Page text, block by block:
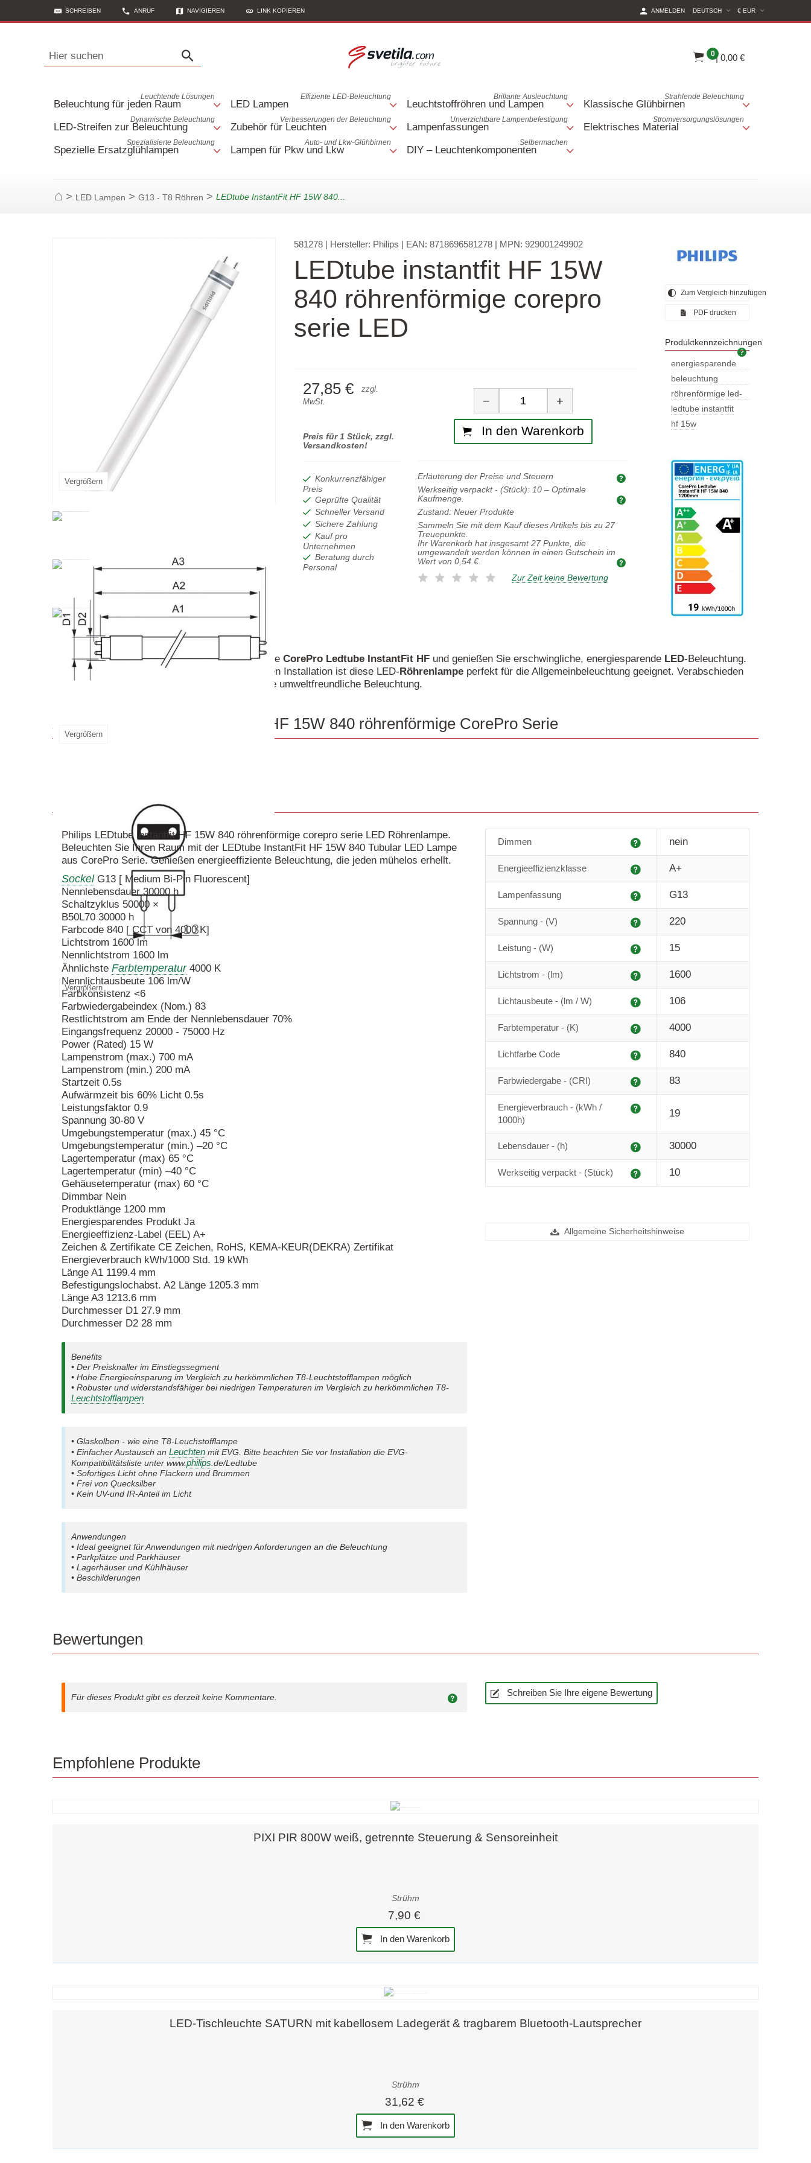
SCHREIBEN ANRUF NAVIGIEREN LINK KOPIEREN € EUR (CURRENT
DEUTSCH
ANMELDEN
Hier suchen 0| 0,00 €
Beleuchtung für jeden Raum
Leuchtende Lösungen
LED Lampen
Effiziente LED-Beleuchtung
Leuchtstoffröhren und Lampen
Brillante Ausleuchtung
Klassische Glühbirnen
Strahlende Beleuchtung
LED-Streifen zur Beleuchtung
Dynamische Beleuchtung
Zubehör für Leuchten
Verbesserungen der Beleuchtung
Lampenfassungen
Unverzichtbare Lampenbefestigung
Elektrisches Material
Stromversorgungslösungen
Spezielle Ersatzglühlampen
Spezialisierte Beleuchtung
Lampen für Pkw und Lkw
Auto- und Lkw-Glühbirnen
DIY – Leuchtenkomponenten
Selbermachen
Startseite
> LED Lampen > G13 - T8 Röhren > LEDtube InstantFit HF 15W 840...
Vergrößern
Vergrößern
Vergrößern
581278| Hersteller: Philips | EAN: 8718696581278| MPN: 929001249902
LEDtube instantfit HF 15W
840 röhrenförmige corepro
serie LED
27,85 €
zzgl.
MwSt.
Preis für 1 Stück, zzgl.
Versandkosten!
Konkurrenzfähiger
Preis
Geprüfte Qualität
Schneller Versand
Sichere Zahlung
Kauf pro
Unternehmen
Beratung durch
Personal
Menge
− +
In den Warenkorb
Erläuterung der Preise und Steuern
Erläuterung der Preise und Steuern
Werkseitig verpackt - (Stück): 10– Optimale
Kaufmenge.
Optimale Kaufmenge
Zustand: Neuer Produkte
Sammeln Sie mit dem Kauf dieses Artikels bis zu 27
Treuepunkte.
Ihr Warenkorb hat insgesamt 27Punkte, die
umgewandelt werden können in einen Gutschein im
Wert von 0,54 €.
Zur Zeit keine Bewertung
Zum Vergleich hinzufügen
PDF drucken
Produktkennzeichnungen
energiesparende
beleuchtung
beleuchtung
aufrüsten
röhrenförmige led-
lampe
ledtube instantfit
hf 15w
Produkt-Kurzbeschreibung: Steigen Sie um auf die CorePro Ledtube InstantFit HF und genießen Sie erschwingliche, energiesparende LED-Beleuchtung.
Mit ihrem natürlichen Lichteffekt und der einfachen Installation ist diese LED-Röhrenlampe perfekt für die Allgemeinbeleuchtung geeignet. Verabschieden
Sie sich von hohen Kosten und begrüßen Sie eine umweltfreundliche Beleuchtung.
Zubehör für LEDtube InstantFit HF 15W 840 röhrenförmige CorePro Serie
Philips LEDtube instantfit HF 15W 840 röhrenförmige corepro serie LED Röhrenlampe.
Beleuchten Sie Ihren Raum mit der LEDtube InstantFit HF 15W 840 Tubular LED Lampe
aus CorePro Serie. Genießen energieeffiziente Beleuchtung, die jeden mühelos erhellt.
SockelG13 [ Medium Bi-Pin Fluorescent]
Nennlebensdauer 30000 h
Schaltzyklus 50000 ×
B50L70 30000 h
Farbcode 840 [ CCT von 4000 K]
Lichtstrom 1600 lm
Nennlichtstrom 1600 lm
Ähnlichste Farbtemperatur4000 K
Nennlichtausbeute 106 lm/W
Farbkonsistenz <6
Farbwiedergabeindex (Nom.) 83
Restlichtstrom am Ende der Nennlebensdauer 70%
Eingangsfrequenz 20000 - 75000 Hz
Power (Rated) 15 W
Lampenstrom (max.) 700 mA
Lampenstrom (min.) 200 mA
Startzeit 0.5s
Aufwärmzeit bis 60% Licht 0.5s
Leistungsfaktor 0.9
Spannung 30-80 V
Umgebungstemperatur (max.) 45 °C
Umgebungstemperatur (min.) –20 °C
Lagertemperatur (max) 65 °C
Lagertemperatur (min) –40 °C
Gehäusetemperatur (max) 60 °C
Dimmbar Nein
Produktlänge 1200 mm
Energiesparendes Produkt Ja
Energieeffizienz-Label (EEL) A+
Zeichen & Zertifikate CE Zeichen, RoHS, KEMA-KEUR(DEKRA) Zertifikat
Energieverbrauch kWh/1000 Std. 19 kWh
Länge A1 1199.4 mm
Befestigungslochabst. A2 Länge 1205.3 mm
Länge A3 1213.6 mm
Durchmesser D1 27.9 mm
Durchmesser D2 28 mm
Benefits
• Der Preisknaller im Einstiegssegment
• Hohe Energieeinsparung im Vergleich zu herkömmlichen T8-Leuchtstofflampen möglich
• Robuster und widerstandsfähiger bei niedrigen Temperaturen im Vergleich zu herkömmlichen T8-
Leuchtstofflampen
• Glaskolben - wie eine T8-Leuchstofflampe
• Einfacher Austausch an Leuchten mit EVG. Bitte beachten Sie vor Installation die EVG-
Kompatibilitätsliste unter www.philips .de/Ledtube
• Sofortiges Licht ohne Flackern und Brummen
• Frei von Quecksilber
• Kein UV-und IR-Anteil im Licht
Anwendungen
• Ideal geeignet für Anwendungen mit niedrigen Anforderungen an die Beleuchtung
• Parkplätze und Parkhäuser
• Lagerhäuser und Kühlhäuser
• Beschilderungen
Erklärung
Dimmen nein
Erklärung
Energieeffizienzklasse A+
Erklärung
Lampenfassung G13
Erklärung
Spannung - (V) 220
Erklärung
Leistung - (W) 15
Erklärung
Lichtstrom - (lm) 1600
Erklärung
Lichtausbeute - (lm / W) 106
Erklärung
Farbtemperatur - (K) 4000
Erklärung
Lichtfarbe Code 840
Erklärung
Farbwiedergabe - (CRI) 83
Energieverbrauch - (kWh /
1000h)
19
Erklärung
Lebensdauer - (h) 30000
Erklärung
Werkseitig verpackt - (Stück) 10
Allgemeine Sicherheitshinweise
Bewertungen
Für dieses Produkt gibt es derzeit keine Kommentare. Schreiben Sie Ihre eigene Bewertung
Empfohlene Produkte
PIXI PIR 800W weiß, getrennte Steuerung & Sensoreinheit
Strühm
7,90 €
In den Warenkorb
LED-Tischleuchte SATURN mit kabellosem Ladegerät & tragbarem Bluetooth-Lautsprecher
Strühm
31,62 €
In den Warenkorb